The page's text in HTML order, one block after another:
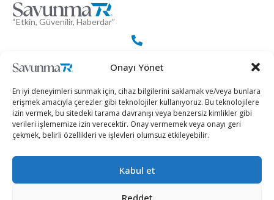
Onayı Yönet
En iyi deneyimleri sunmak için, cihaz bilgilerini saklamak ve/veya bunlara
erişmek amacıyla çerezler gibi teknolojiler kullanıyoruz. Bu teknolojilere
izin vermek, bu sitedeki tarama davranışı veya benzersiz kimlikler gibi
verileri işlememize izin verecektir. Onay vermemek veya onayı geri
çekmek, belirli özellikleri ve işlevleri olumsuz etkileyebilir.
Kabul et
Reddet
“Etkin, Güvenilir, Haberdar”
+90 530 308 17 96
iletisim@savunmatr.com
2026 © Savunma TR. Tüm Hakları Saklıdır.